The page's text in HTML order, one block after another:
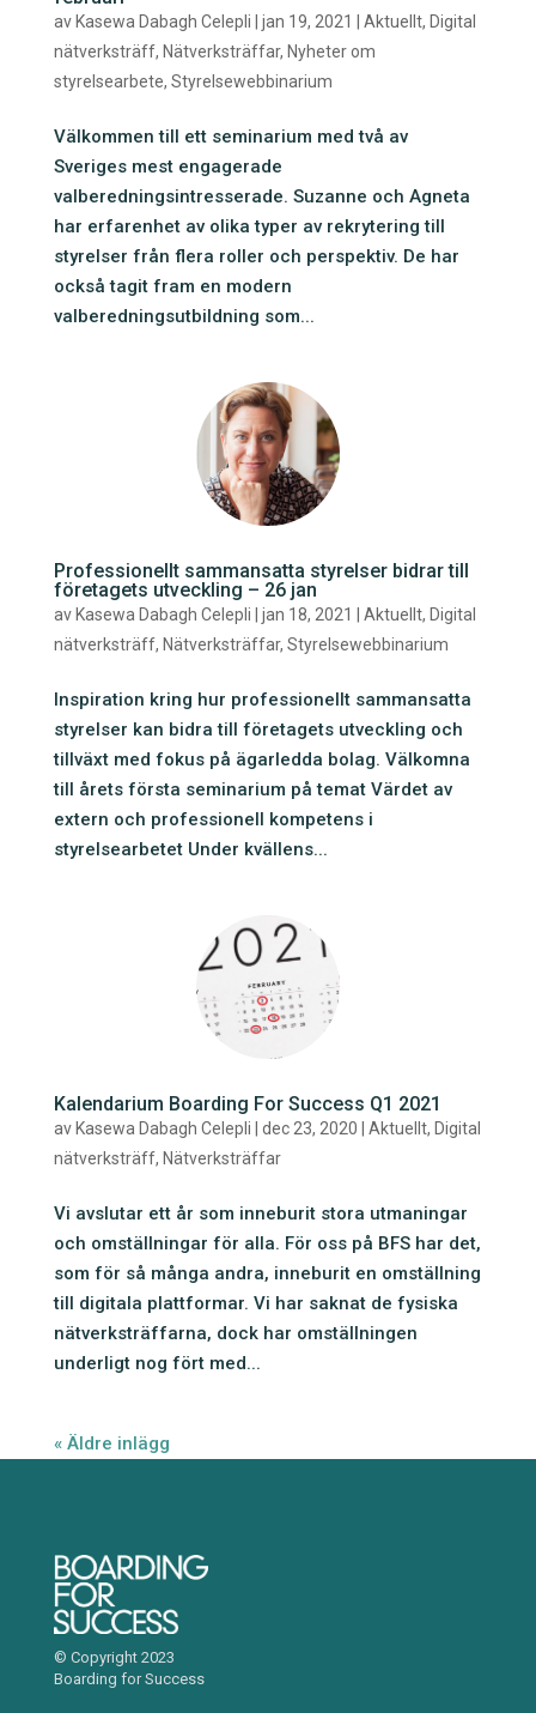
av Kasewa Dabagh Celepli jan 19, 2021 Aktuellt, Digital
nätverksträff, Nätverksträffar, Nyheter om
styrelsearbete, Styrelsewebbinarium
Välkommen till ett seminarium med två av
Sveriges mest engagerade
valberedningsintresserade. Suzanne och Agneta
har erfarenhet av olika typer av rekrytering till
styrelser från flera roller och perspektiv. De har
också tagit fram en modern
valberedningsutbildning som...
Professionellt sammansatta styrelser bidrar till
företagets utveckling – 26 jan
av Kasewa Dabagh Celepli jan 18, 2021 Aktuellt, Digital
nätverksträff, Nätverksträffar, Styrelsewebbinarium
Inspiration kring hur professionellt sammansatta
styrelser kan bidra till företagets utveckling och
tillväxt med fokus på ägarledda bolag. Välkomna
till årets första seminarium på temat Värdet av
extern och professionell kompetens i
styrelsearbetet Under kvällens...
Kalendarium Boarding For Success Q1 2021
av Kasewa Dabagh Celepli dec 23, 2020 Aktuellt, Digital
nätverksträff, Nätverksträffar
Vi avslutar ett år som inneburit stora utmaningar
och omställningar för alla. För oss på BFS har det,
som för så många andra, inneburit en omställning
till digitala plattformar. Vi har saknat de fysiska
nätverksträffarna, dock har omställningen
underligt nog fört med...
« Äldre inlägg
© Copyright 2023
Boarding for Success